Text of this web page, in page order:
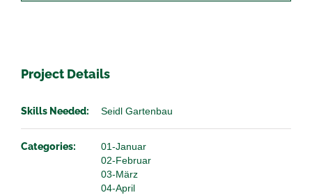
Project Details
Skills Needed: Seidl Gartenbau
Categories:
01-Januar
02-Februar
03-März
04-April